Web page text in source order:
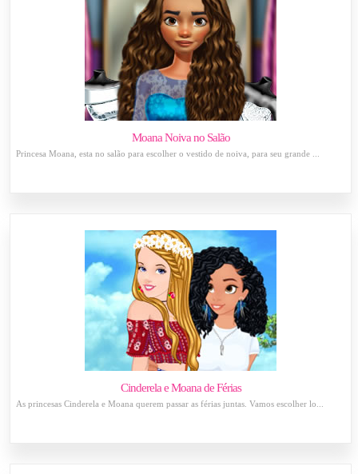
Moana Noiva no Salão
Princesa Moana, esta no salão para escolher o vestido de noiva, para seu grande ...
Cinderela e Moana de Férias
As princesas Cinderela e Moana querem passar as férias juntas. Vamos escolher lo...